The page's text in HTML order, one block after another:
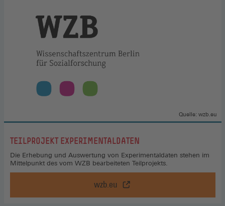
:
TEILPROJEKT EXPERIMENTALDATEN
Quelle: wzb.eu
Die Erhebung und Auswertung von Experimentaldaten stehen im
Mittelpunkt des vom WZB bearbeiteten Teilprojekts.
wzb.euTeilprojekt
Experimentaldaten,